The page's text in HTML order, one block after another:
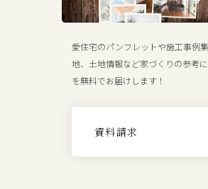
愛住宅のパンフレットや施工事例
地、土地情報など家づくりの参考
を無料でお届けします！
資料請求